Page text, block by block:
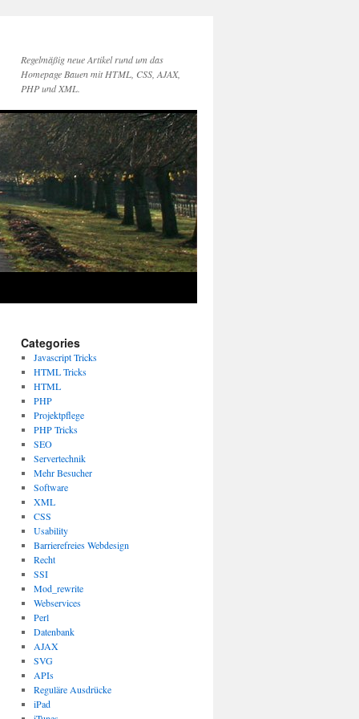
Regelmäßig neue Artikel rund um das
Homepage Bauen mit HTML, CSS, AJAX,
PHP und XML.
Categories
Javascript Tricks
HTML Tricks
HTML
PHP
Projektpflege
PHP Tricks
SEO
Servertechnik
Mehr Besucher
Software
XML
CSS
Usability
Barrierefreies Webdesign
Recht
SSI
Mod_rewrite
Webservices
Perl
Datenbank
AJAX
SVG
APIs
Reguläre Ausdrücke
iPad